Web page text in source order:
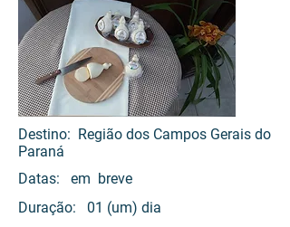
Destino: Região dos Campos Gerais do
Paraná
Datas: em breve
Duração: 01 (um) dia